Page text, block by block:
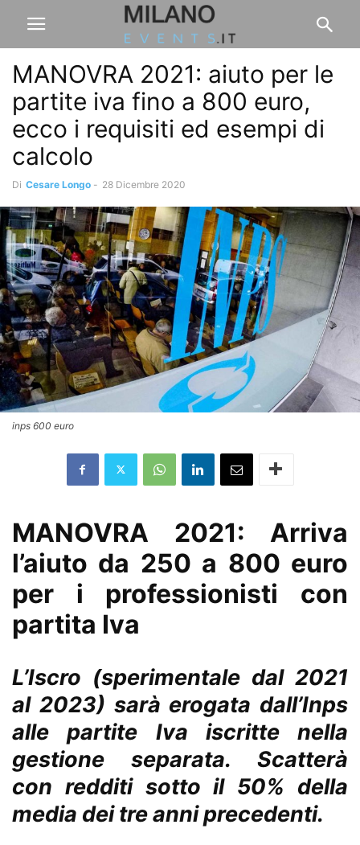
MANOVRA 2021: aiuto per le
partite iva fino a 800 euro,
ecco i requisiti ed esempi di
calcolo
Di Cesare Longo - 28 Dicembre 2020
inps 600 euro
MANOVRA 2021: Arriva
l’aiuto da 250 a 800 euro
per i professionisti con
partita Iva
L’Iscro (sperimentale dal 2021
al 2023) sarà erogata dall’Inps
alle partite Iva iscritte nella
gestione separata. Scatterà
con redditi sotto il 50% della
media dei tre anni precedenti.